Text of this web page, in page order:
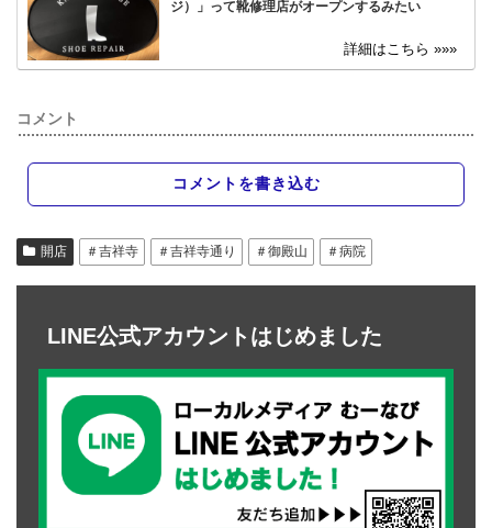
ジ）」って靴修理店がオープンするみたい
コメント
コメントを書き込む
開店 ＃吉祥寺 ＃吉祥寺通り ＃御殿山 ＃病院
LINE公式アカウントはじめました